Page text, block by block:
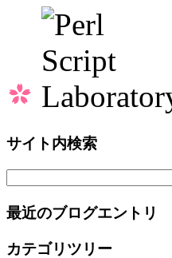
サイト内検索
最近のブログエントリ
カテゴリツリー